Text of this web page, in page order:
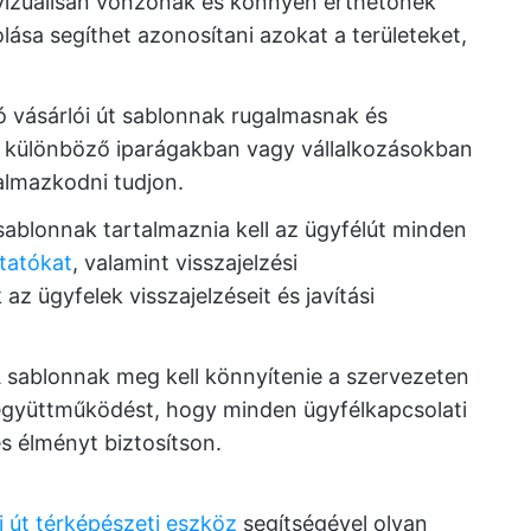
segíthet azonosítani azokat a területeket,
vásárlói út sablonnak rugalmasnak és
iparágakban vagy vállalkozásokban
tudjon.
tartalmaznia kell az ügyfélút minden
, valamint visszajelzési
ügyfelek visszajelzéseit és javítási
sablonnak meg kell könnyítenie a szervezeten
hogy minden ügyfélkapcsolati
élményt biztosítson.
út térképészeti eszköz segítségével olyan